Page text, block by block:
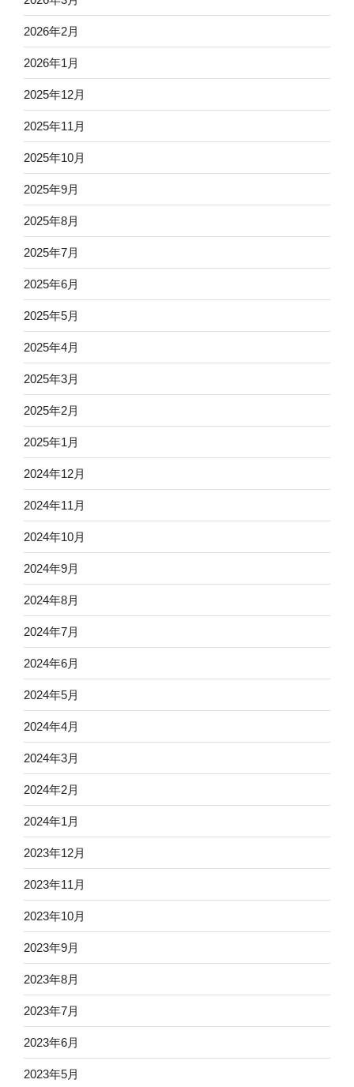
2026年2月
2026年1月
2025年12月
2025年11月
2025年10月
2025年9月
2025年8月
2025年7月
2025年6月
2025年5月
2025年4月
2025年3月
2025年2月
2025年1月
2024年12月
2024年11月
2024年10月
2024年9月
2024年8月
2024年7月
2024年6月
2024年5月
2024年4月
2024年3月
2024年2月
2024年1月
2023年12月
2023年11月
2023年10月
2023年9月
2023年8月
2023年7月
2023年6月
2023年5月